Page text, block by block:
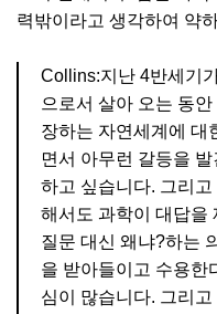
력밖이라고 생각하여 약
Collins:지난 4반세기
으로서 살아 오는 동
장하는 자연세계에 대
면서 아무런 갈등을
하고 싶습니다. 그리
해서도 과학이 대답을
질문 대신 왜냐?하는
을 받아들이고 수용한
심이 많습니다. 그리